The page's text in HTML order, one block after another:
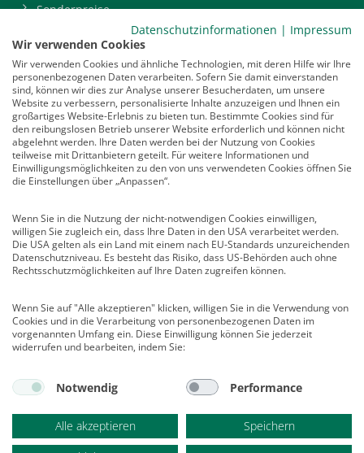
Sonderpreise
BDP-Mitgliederbereich
Service
Newsletter
Mediadaten
Infocenter
Veranstaltungen
Nachrichten
Abo kündigen
Vertrag widerrufen
Kontakt
Am Köllnischen Park 2
10179 Berlin
E-Mail:verlag@psychologenverlag.de
Leserservice:
Telefax: +49 (0)2 28 36 96 210
E-Mail:leserservice@psychologenverlag.de
Datenschutzinformationen | Impressum
Wir verwenden Cookies
Wir verwenden Cookies und ähnliche Technologien, mit deren Hilfe wir Ihre
personenbezogenen Daten verarbeiten. Sofern Sie damit einverstanden
sind, können wir dies zur Analyse unserer Besucherdaten, um unsere
Website zu verbessern, personalisierte Inhalte anzuzeigen und Ihnen ein
großartiges Website-Erlebnis zu bieten tun. Bestimmte Cookies sind für
den reibungslosen Betrieb unserer Website erforderlich und können nicht
abgelehnt werden. Ihre Daten werden bei der Nutzung von Cookies
teilweise mit Drittanbietern geteilt. Für weitere Informationen und
Einwilligungsmöglichkeiten zu den von uns verwendeten Cookies öffnen Sie
die Einstellungen über „Anpassen“.
Wenn Sie in die Nutzung der nicht-notwendigen Cookies einwilligen,
willigen Sie zugleich ein, dass Ihre Daten in den USA verarbeitet werden.
Die USA gelten als ein Land mit einem nach EU-Standards unzureichenden
Datenschutzniveau. Es besteht das Risiko, dass US-Behörden auch ohne
Rechtsschutzmöglichkeiten auf Ihre Daten zugreifen können.
Wenn Sie auf "Alle akzeptieren" klicken, willigen Sie in die Verwendung von
Cookies und in die Verarbeitung von personenbezogenen Daten im
vorgenannten Umfang ein. Diese Einwilligung können Sie jederzeit
widerrufen und bearbeiten, indem Sie:
Notwendig Performance
Alle akzeptieren
Speichern